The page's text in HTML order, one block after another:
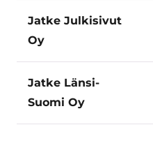
Jatke Julkisivut
Oy
Jatke Länsi-
Suomi Oy